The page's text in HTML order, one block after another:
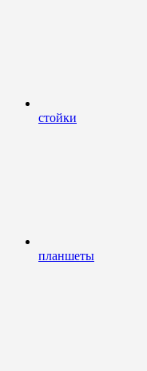
стойки
планшеты